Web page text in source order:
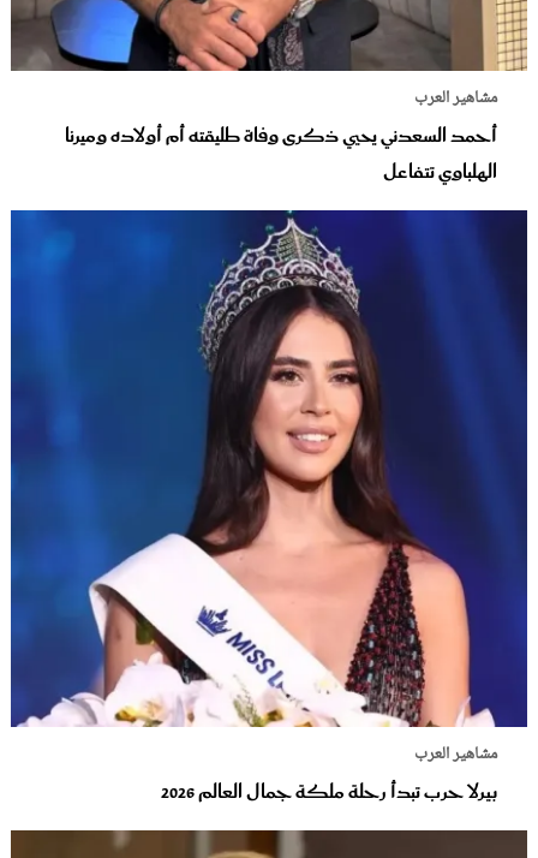
مشاهير العرب
أحمد السعدني يحيي ذكرى وفاة طليقته أم أولاده وميرنا
الهلباوي تتفاعل
مشاهير العرب
بيرلا حرب تبدأ رحلة ملكة جمال العالم 2026